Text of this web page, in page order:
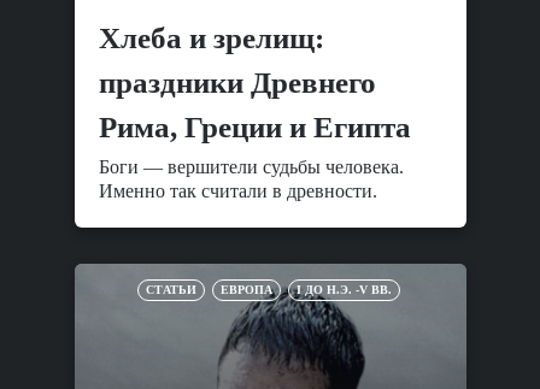
Хлеба и зрелищ:
праздники Древнего
Рима, Греции и Египта
Боги — вершители судьбы человека.
Именно так считали в древности.
СТАТЬИ ЕВРОПА I ДО Н.Э. -V ВВ.